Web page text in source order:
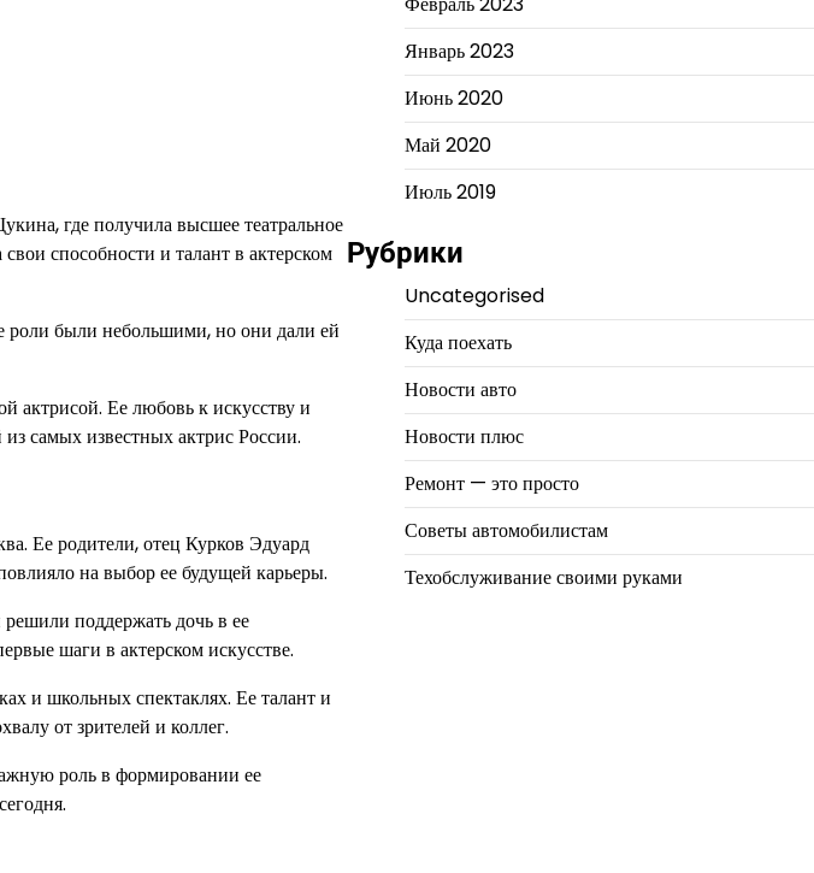
где получила высшее театральное
способности и талант в актерском
роли были небольшими, но они дали ей
актрисой. Ее любовь к искусству и
самых известных актрис России.
Ее родители, отец Курков Эдуард
на выбор ее будущей карьеры.
поддержать дочь в ее
шаги в актерском искусстве.
и школьных спектаклях. Ее талант и
от зрителей и коллег.
роль в формировании ее
Январь 2023
Июнь 2020
Май 2020
Июль 2019
Рубрики
Uncategorised
Куда поехать
Новости авто
Новости плюс
Ремонт — это просто
Советы автомобилистам
Техобслуживание своими руками